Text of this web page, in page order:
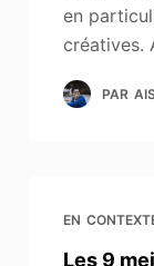
en
créatives.
PAR
EN
Les 9